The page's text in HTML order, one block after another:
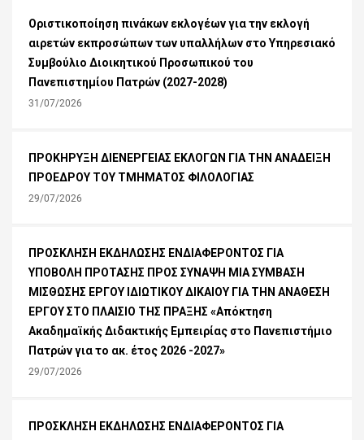
Οριστικοποίηση πινάκων εκλογέων για την εκλογή
αιρετών εκπροσώπων των υπαλλήλων στο Υπηρεσιακό
Συμβούλιο Διοικητικού Προσωπικού του
Πανεπιστημίου Πατρών (2027-2028)
31/07/2026
ΠΡΟΚΗΡΥΞΗ ΔΙΕΝΕΡΓΕΙΑΣ ΕΚΛΟΓΩΝ ΓΙΑ ΤΗΝ ΑΝΑΔΕΙΞΗ
ΠΡΟΕΔΡΟΥ ΤΟΥ ΤΜΗΜΑΤΟΣ ΦΙΛΟΛΟΓΙΑΣ
29/07/2026
ΠΡΟΣΚΛΗΣΗ ΕΚΔΗΛΩΣΗΣ ΕΝΔΙΑΦΕΡΟΝΤΟΣ ΓΙΑ
ΥΠΟΒΟΛΗ ΠΡΟΤΑΣΗΣ ΠΡΟΣ ΣΥΝΑΨΗ ΜΙΑ ΣΥΜΒΑΣΗ
ΜΙΣΘΩΣΗΣ ΕΡΓΟΥ ΙΔΙΩΤΙΚΟΥ ΔΙΚΑΙΟΥ ΓΙΑ ΤΗΝ ΑΝΑΘΕΣΗ
ΕΡΓΟΥ ΣΤΟ ΠΛΑΙΣΙΟ ΤΗΣ ΠΡΑΞΗΣ «Απόκτηση
Ακαδημαϊκής Διδακτικής Εμπειρίας στο Πανεπιστήμιο
Πατρών για το ακ. έτος 2026 -2027»
29/07/2026
ΠΡΟΣΚΛΗΣΗ ΕΚΔΗΛΩΣΗΣ ΕΝΔΙΑΦΕΡΟΝΤΟΣ ΓΙΑ